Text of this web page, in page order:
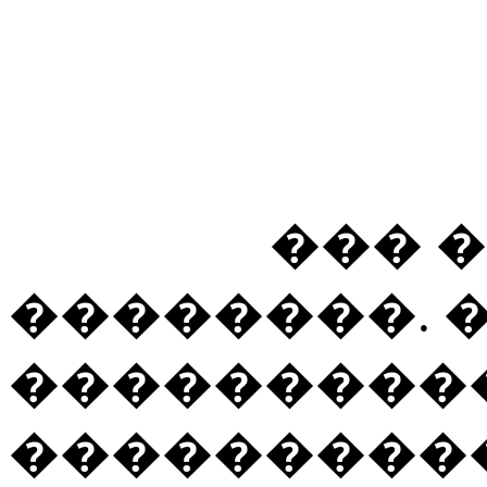
���
��������.